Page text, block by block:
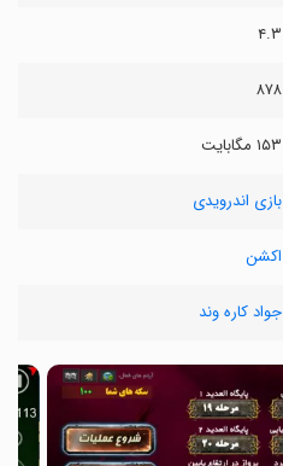
۴.۳
۸۷۸
۱۵۳ مگابایت
بازی اندرویدی
اکشن
جواد کاره وند